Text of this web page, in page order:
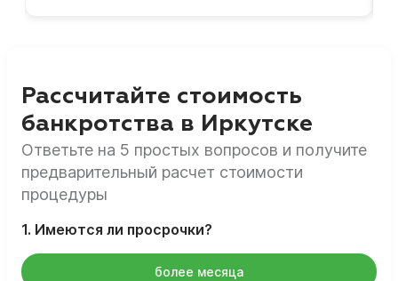
Рассчитайте стоимость
банкротства в Иркутске
Ответьте на 5 простых вопросов и получите
предварительный расчет стоимости
процедуры
1. Имеются ли просрочки?
более месяца